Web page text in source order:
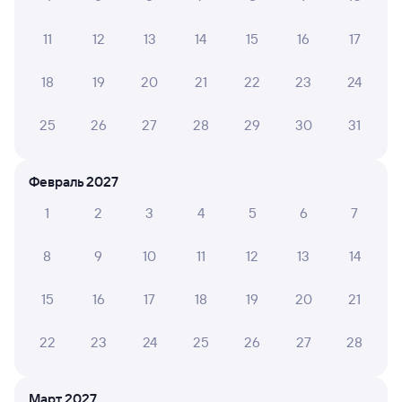
Анапа
Чаны
Самый быстрый
201С Проходящий 9,1
в Красноярск Пасс
19:30 23:20
Дни следования ближайшие: 10, 12, 14 августа Маршрут
11 12 13 14 15 16 17
18 19 20 21 22 23 24
25 26 27 28 29 30 31
Февраль 2027
1
2 3 4 5 6 7
8 9 10 11 12 13 14
15 16 17 18 19 20 21
22 23 24 25 26 27 28